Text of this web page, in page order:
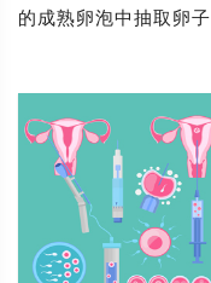
的成熟卵泡中抽取卵子